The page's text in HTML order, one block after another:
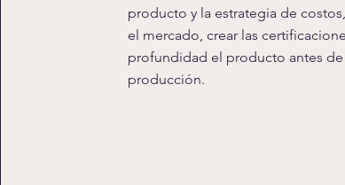
producto y la estrategia de
el mercado, crear las
profundidad el producto antes de
producción.